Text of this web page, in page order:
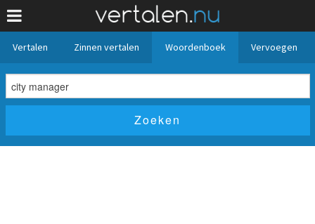
Vertalen Zinnen vertalen Woordenboek Vervoegen